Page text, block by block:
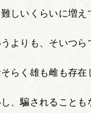
しいくらいに増え
よりも、そいつら
らく雄も雌も存
、騙されることも